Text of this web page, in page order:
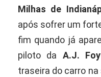
Milhas de
após sofrer um
fim quando já
piloto da A.J.
traseira do carro